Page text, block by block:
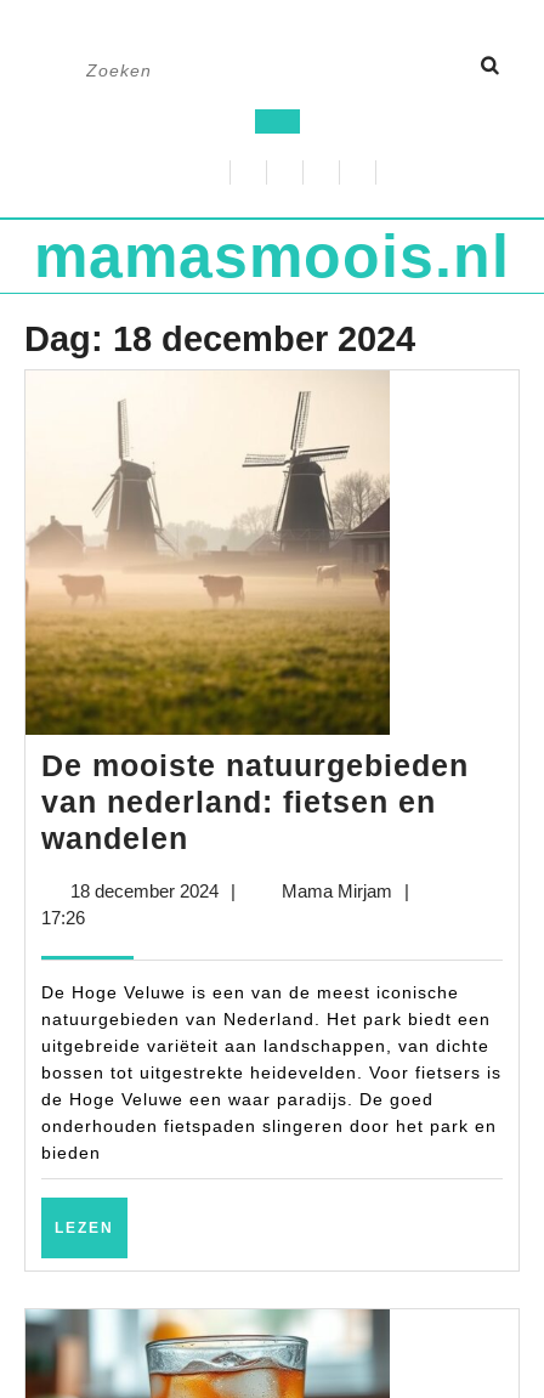
knop
mamasmoois.nl
Dag: 18 december 2024
De mooiste natuurgebieden
van nederland: fietsen en
wandelen
natuurgebieden
nederland:
fietsen
en
wandelen
18 december 202418| Mama MirjamMama
|
17:26
De Hoge Veluwe is een van de meest iconische
natuurgebieden van Nederland. Het park biedt een
uitgebreide variëteit aan landschappen, van dichte
bossen tot uitgestrekte heidevelden. Voor fietsers is
de Hoge Veluwe een waar paradijs. De goed
onderhouden fietspaden slingeren door het park en
bieden
LEZEN